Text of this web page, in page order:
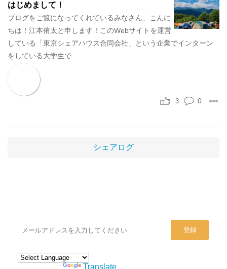
はじめまして！
ブログをご覧になってくれているみなさん、こんに
ちは！江本侑太と申します！このWebサイトを運営
している「東京シェアハウス合同会社」という企業でインターン
をしている大学生で...
0
3
シェアログ
Translate